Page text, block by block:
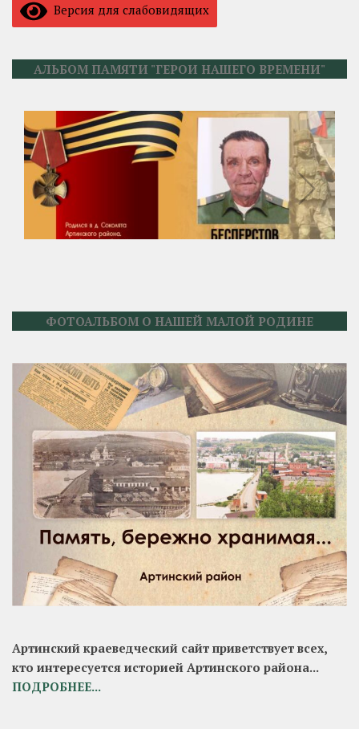
Версия для слабовидящих
АЛЬБОМ ПАМЯТИ "ГЕРОИ НАШЕГО ВРЕМЕНИ"
ФОТОАЛЬБОМ О НАШЕЙ МАЛОЙ РОДИНЕ
Артинский краеведческий сайт приветствует всех,
кто интересуется историей Артинского района...
ПОДРОБНЕЕ...